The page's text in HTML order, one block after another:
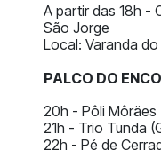
A partir das 18h -
São Jorge
Local: Varanda
PALCO DO
20h - Pôli Môräes
21h - Trio Tunda
22h - Pé de